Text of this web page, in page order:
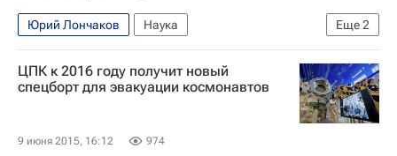
Еще2
Юрий Лончаков
Наука
Космос - РИА Наука
Центр подготовки космонавтов
ЦПК к 2016 году получит новый
спецборт для эвакуации космонавтов
9 июня 2015, 16:12 974